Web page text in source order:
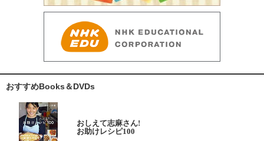
おすすめBooks＆DVDs
おしえて志麻さん!
お助けレシピ100